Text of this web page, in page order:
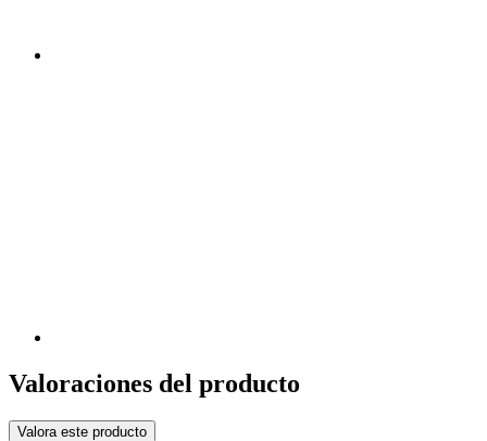
Valoraciones del producto
Valora este producto